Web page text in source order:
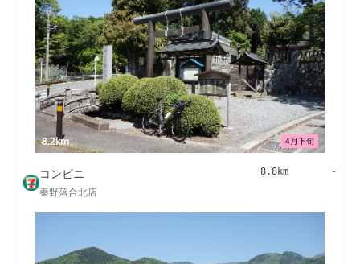
4月下旬
8.2km
コンビニ
秦野落合北店
8.8km -